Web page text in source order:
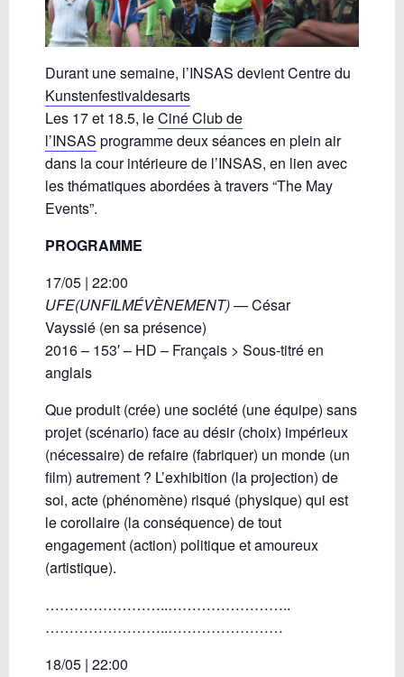
Durant une semaine, l’INSAS devient Centre du
Kunstenfestivaldesarts
Les 17 et 18.5, leCiné Club de
l’INSAS programme deux séances en plein air
dans la cour intérieure de l’INSAS, en lien avec
les thématiques abordées à travers “The May
Events”.
PROGRAMME
17/05 | 22:00
UFE(UNFILMÉVÈNEMENT)— César
Vayssié (en sa présence)
2016 – 153′ – HD – Français > Sous-titré en
anglais
Que produit (crée) une société (une équipe) sans
projet (scénario) face au désir (choix) impérieux
(nécessaire) de refaire (fabriquer) un monde (un
film) autrement ? L’exhibition (la projection) de
soi, acte (phénomène) risqué (physique) qui est
le corollaire (la conséquence) de tout
engagement (action) politique et amoureux
(artistique).
……………………..……………………..
……………………..……………………
18/05 | 22:00